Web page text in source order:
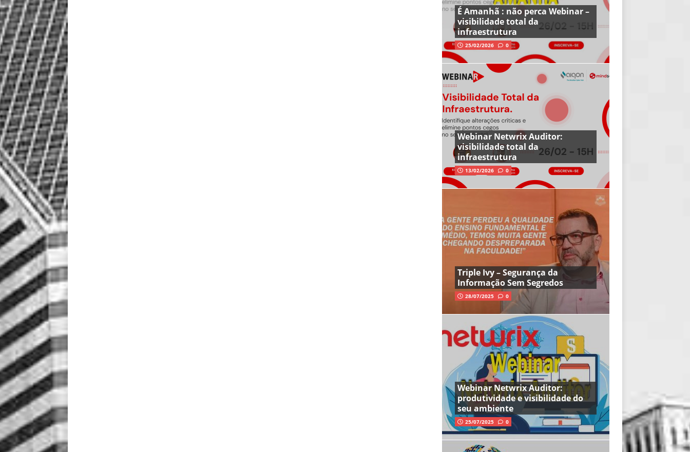
É Amanhã : não perca Webinar –
visibilidade total da
infraestrutura
25/02/2026 0
Webinar Netwrix Auditor:
visibilidade total da
infraestrutura
13/02/2026 0
Triple Ivy – Segurança da
Informação Sem Segredos
28/07/2025 0
Webinar Netwrix Auditor:
produtividade e visibilidade do
seu ambiente
25/07/2025 0